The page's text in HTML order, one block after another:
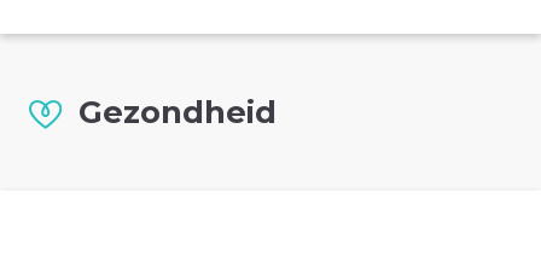
Gezondheid